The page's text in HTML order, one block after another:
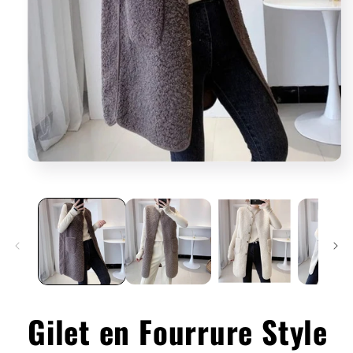
Gilet en Fourrure Style